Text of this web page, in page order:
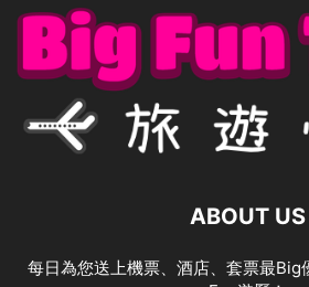
ABOUT US
每日為您送上機票、酒店、套票最Big